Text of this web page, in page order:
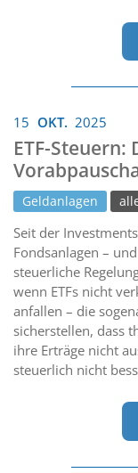
15 OKT. 2025
ETF-Steuern:
Geldanlagen
Seit der
Fondsanlagen –
steuerliche
wenn ETFs nicht
anfallen – die
sicherstellen, dass
ihre Erträge nicht
steuerlich nicht